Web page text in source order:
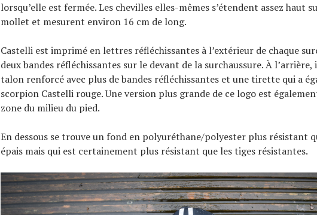
lorsqu’elle est fermée. Les chevilles elles-mêmes s’étendent assez haut
mollet et mesurent environ 16 cm de long.
Castelli est imprimé en lettres réfléchissantes à l’extérieur de chaque
deux bandes réfléchissantes sur le devant de la surchaussure. À
talon renforcé avec plus de bandes réfléchissantes et une tirette qui a
scorpion Castelli rouge. Une version plus grande de ce logo est
zone du milieu du pied.
En dessous se trouve un fond en polyuréthane/polyester plus résistant
épais mais qui est certainement plus résistant que les tiges résistantes.